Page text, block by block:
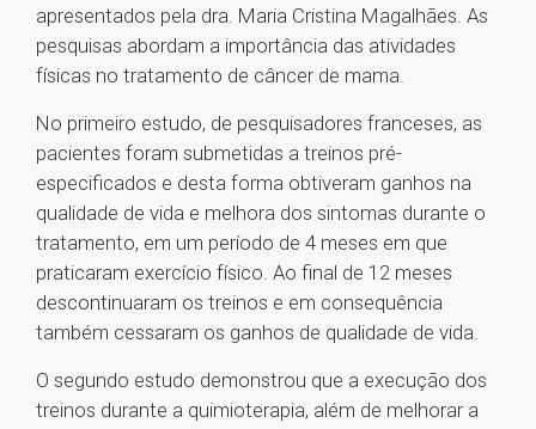
apresentados pela dra. Maria Cristina Magalhães. As
pesquisas abordam a importância das atividades
físicas no tratamento de câncer de mama.
No primeiro estudo, de pesquisadores franceses, as
pacientes foram submetidas a treinos pré-
especificados e desta forma obtiveram ganhos na
qualidade de vida e melhora dos sintomas durante o
tratamento, em um período de 4 meses em que
praticaram exercício físico. Ao final de 12 meses
descontinuaram os treinos e em consequência
também cessaram os ganhos de qualidade de vida.
O segundo estudo demonstrou que a execução dos
treinos durante a quimioterapia, além de melhorar a